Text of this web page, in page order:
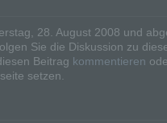
28. August 2008 und
Sie die Diskussion zu
Beitrag kommentieren
setzen.